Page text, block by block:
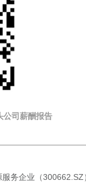
公司薪酬报告
务企业（